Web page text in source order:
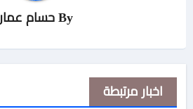
By حسام عمار
اخبار مرتبطة